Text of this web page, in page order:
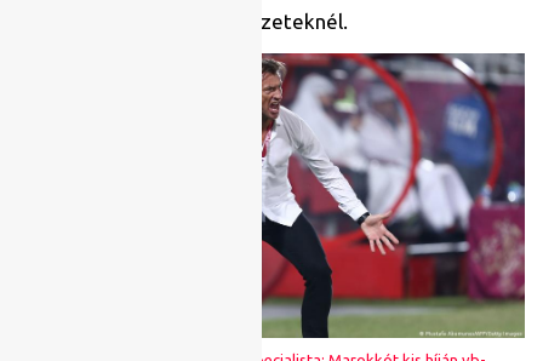
edzők száma a kijutó nemzeteknél.